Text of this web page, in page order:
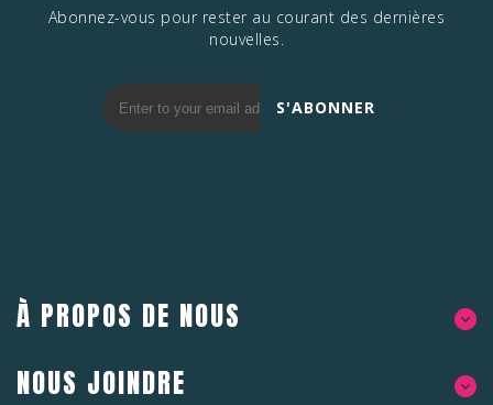
Abonnez-vous pour rester au courant des dernières
nouvelles.
S'ABONNER
À PROPOS DE NOUS
NOUS JOINDRE